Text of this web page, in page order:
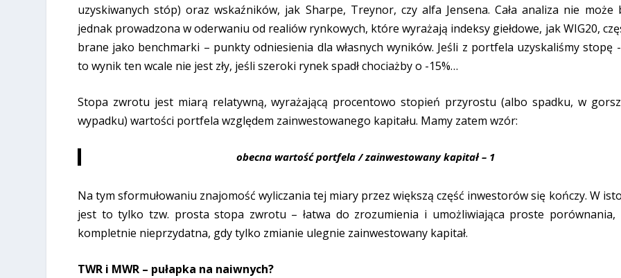
uzyskiwanych stóp) oraz wskaźników, jak Sharpe, Treynor, czy alfa Jensena. Cała analiza nie może
jednak prowadzona w oderwaniu od realiów rynkowych, które wyrażają indeksy giełdowe, jak WIG20,
brane jako benchmarki – punkty odniesienia dla własnych wyników. Jeśli z portfela uzyskaliśmy stopę
to wynik ten wcale nie jest zły, jeśli szeroki rynek spadł chociażby o -15%…
Stopa zwrotu jest miarą relatywną, wyrażającą procentowo stopień przyrostu (albo spadku, w
wypadku) wartości portfela względem zainwestowanego kapitału. Mamy zatem wzór:
obecna wartość portfela / zainwestowany kapitał – 1
Na tym sformułowaniu znajomość wyliczania tej miary przez większą część inwestorów się kończy. W
jest to tylko tzw. prosta stopa zwrotu – łatwa do zrozumienia i umożliwiająca proste porównania,
kompletnie nieprzydatna, gdy tylko zmianie ulegnie zainwestowany kapitał.
TWR i MWR – pułapka na naiwnych?